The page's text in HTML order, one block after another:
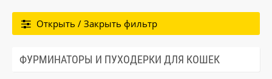
Открыть / Закрыть фильтр
ФУРМИНАТОРЫ И ПУХОДЕРКИ ДЛЯ КОШЕК